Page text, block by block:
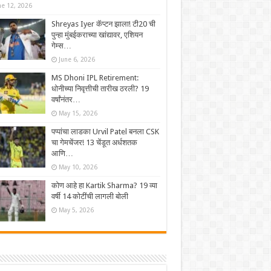
12, 2026
Shreyas Iyer कॅप्टन झाला! टी20 ची
पुन्हा मुंबईकराच्या खांद्यावर, एशियन
गेम्स…
June 6, 2026
MS Dhoni IPL Retirement:
धोनीच्या निवृत्तीची तारीख ठरली? 19
वर्षांनंतर…
May 15, 2026
पप्पांचा लाडका Urvil Patel बनला CSK
चा गेमचेंजर! 13 चेंडूत अर्धशतक
आणि…
May 10, 2026
कोण आहे हा Kartik Sharma? 19 व्या
वर्षी 14 कोटींची लागली बोली
May 5, 2026